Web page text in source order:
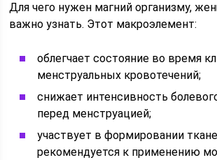
Для чего нужен магний организму,
важно узнать. Этот макроэлемент:
облегчает состояние во время
менструальных кровотечений;
снижает интенсивность
перед менструацией;
участвует в формировании
рекомендуется к применению